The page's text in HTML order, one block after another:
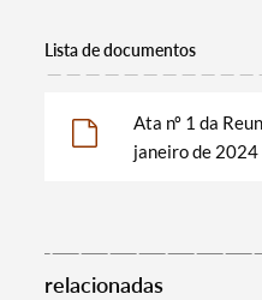
Lista de documentos
Ata nº 1 da
janeiro de 2024
relacionadas